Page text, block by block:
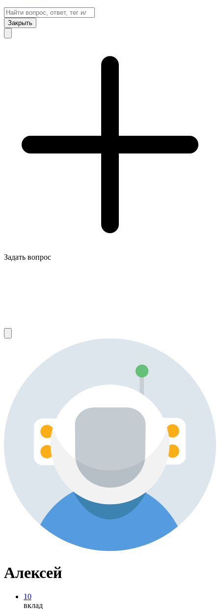
Закрыть
Задать вопрос
Алексей
10
вклад